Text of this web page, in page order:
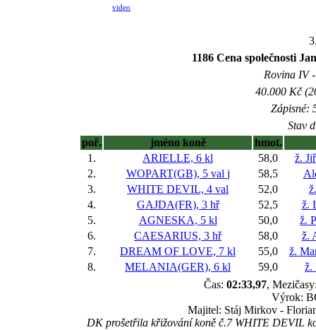
video
1186 Cena společnosti
Rovina IV
40.000 Kč
Zápisné:
Stav
poř.
jméno koně
hmot.
1.
ARIELLE, 6 kl 58,0
ž.
2.
WOPART(GB), 5 val j 58,5
3.
WHITE DEVIL, 4 val 52,0
4.
GAJDA(FR), 3 hř 52,5
ž.
5.
AGNESKA, 5 kl 50,0
ž.
6.
CAESARIUS, 3 hř 58,0
ž.
7.
DREAM OF LOVE, 7 kl 55,0
ž.
8.
MELANIA(GER), 6 kl 59,0
ž.
Čas: 02:33,97,
Výrok:
Majitel: Stáj Mirkov -
DK prošetřila křižování koně č.7 WHITE DEVIL